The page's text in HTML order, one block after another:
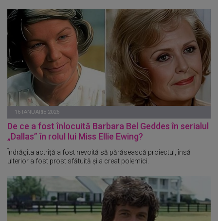
16 IANUARIE 2026
De ce a fost înlocuită Barbara Bel Geddes în serialul
„Dallas” în rolul lui Miss Ellie Ewing?
Îndrăgita actriță a fost nevoită să părăsească proiectul, însă
ulterior a fost prost sfătuită și a creat polemici.